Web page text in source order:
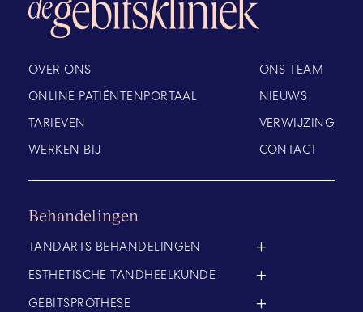
OVER ONS
ONS TEAM
ONLINE PATIËNTENPORTAAL
NIEUWS
TARIEVEN
VERWIJZING
WERKEN BIJ
CONTACT
Behandelingen
TANDARTS BEHANDELINGEN
ESTHETISCHE TANDHEELKUNDE
GEBITSPROTHESE